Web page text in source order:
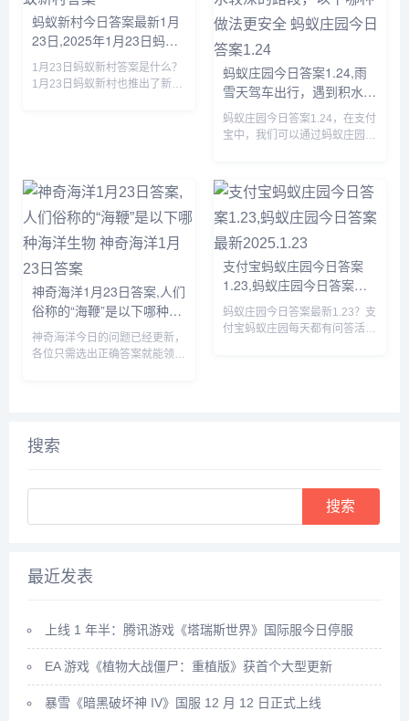
蚂蚁新村今日答案最新1月
23日,2025年1月23日蚂蚁
新村答案
1月23日蚂蚁新村答案是什么？
1月23日蚂蚁新村也推出了新的
蚂蚁庄园今日答案1.24,雨
雪天驾车出行，遇到积水较
深的路段，以下哪种做法更
安全 蚂蚁庄园今日答案
蚂蚁庄园今日答案1.24，在支付
宝中，我们可以通过蚂蚁庄园回
鸡，那么蚂蚁庄园今日答案1.24
是什么，下面一起来看看吧。...
神奇海洋1月23日答案,人们
俗称的“海鞭”是以下哪种海
洋生物 神奇海洋1月23日答
案
神奇海洋今日的问题已经更新，
各位只需选出正确答案就能领取
快来看一看吧。...
支付宝蚂蚁庄园今日答案
1.23,蚂蚁庄园今日答案最
新2025.1.23
蚂蚁庄园今日答案最新1.23？支
付宝蚂蚁庄园每天都有问答活
搜索
最近发表
上线 1 年半：腾讯游戏《塔瑞斯世界》国际服今日停服
EA 游戏《植物大战僵尸：重植版》获首个大型更新
暴雪《暗黑破坏神 IV》国服 12 月 12 日正式上线